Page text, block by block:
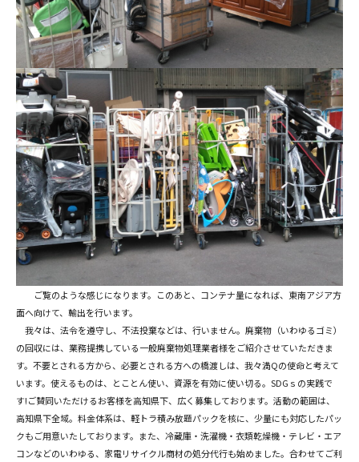
ご覧のような感じになります。このあと、コンテナ量になれば、東南アジア方
面へ向けて、輸出を行います。
我々は、法令を遵守し、不法投棄などは、行いません。廃棄物（いわゆるゴミ）
の回収には、業務提携している一般廃棄物処理業者様をご紹介させていただきま
す。不要とされる方から、必要とされる方への橋渡しは、我々満Qの使命と考えて
います。使えるものは、とことん使い、資源を有効に使い切る。SDGｓの実践で
す!ご賛同いただけるお客様を高知県下、広く募集しております。活動の範囲は、
高知県下全域。料金体系は、軽トラ積み放題パックを核に、少量にも対応したパッ
クもご用意いたしております。また、冷蔵庫・洗濯機・衣類乾燥機・テレビ・エア
コンなどのいわゆる、家電リサイクル商材の処分代行も始めました。合わせてご利